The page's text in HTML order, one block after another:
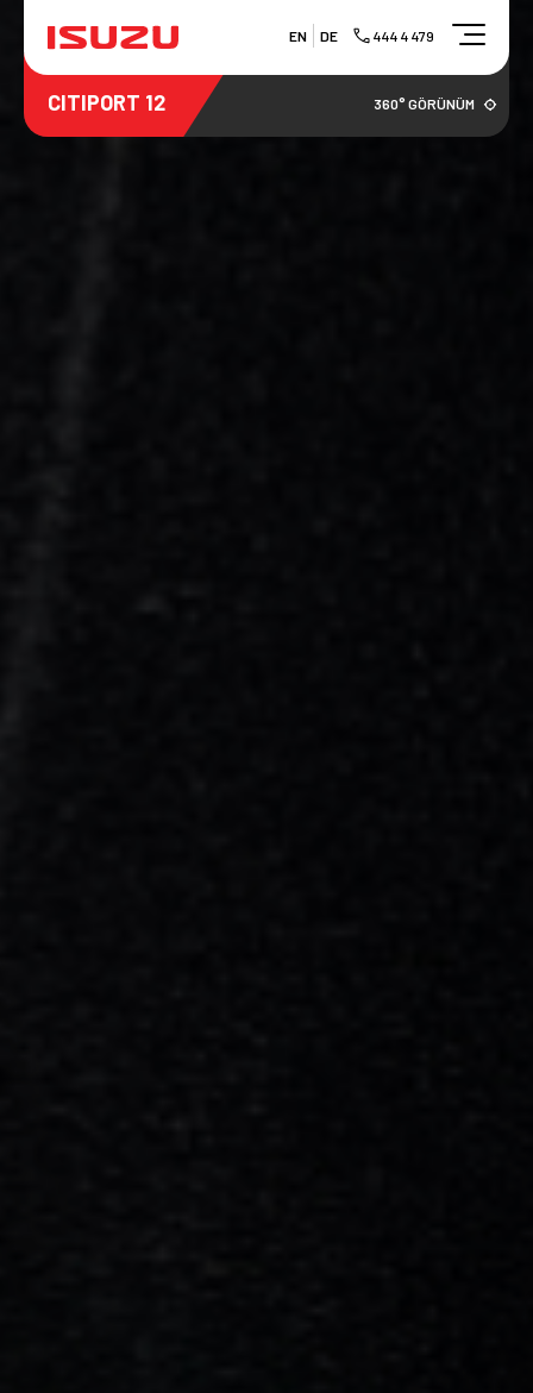
EN DE 444 4 479
CITIPORT 12 360° GÖRÜNÜM